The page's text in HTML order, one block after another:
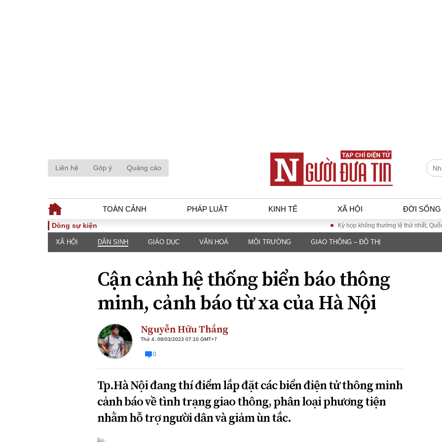
Liên hệ Góp ý Quảng cáo
TOÀN CẢNH PHÁP LUẬT KINH TẾ XÃ HỘI ĐỜI SỐNG
TOÀN CẢNH
Chính sách
Đối thoại
PHÁP LUẬT
luật
Góc nhìn luật gia
Hồ sơ điều tra
An ninh - Hình sự
KINH TẾ
Tài chính - Ngân
hàng
Kinh tế vĩ mô
Công nghệ
ĐA CHIỀU INFOCUS
Dòng sự kiện Kỳ họp không thường lệ thứ nhất, Quốc hội khóa
XÃ HỘI DÂN SINH GIÁO DỤC VĂN HOÁ MÔI TRƯỜNG GIAO THÔNG – ĐÔ THỊ
Cận cảnh hệ thống biển báo thông
minh, cảnh báo từ xa của Hà Nội
Nguyễn Hữu Thắng
Thứ 4, 08/03/2023 07:10 GMT+7
0
Tp.Hà Nội đang thí điểm lắp đặt các biển điện tử thông minh
cảnh báo về tình trạng giao thông, phân loại phương tiện
nhằm hỗ trợ người dân và giảm ùn tắc.